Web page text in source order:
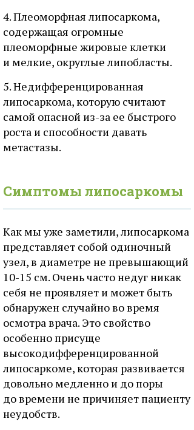
4. Плеоморфная липосаркома,
содержащая огромные
плеоморфные жировые клетки
и мелкие, округлые липобласты.
5. Недифференцированная
липосаркома, которую считают
самой опасной из-за ее быстрого
роста и способности давать
метастазы.
Симптомы липосаркомы
Как мы уже заметили, липосаркома
представляет собой одиночный
узел, в диаметре не превышающий
10-15 см. Очень часто недуг никак
себя не проявляет и может быть
обнаружен случайно во время
осмотра врача. Это свойство
особенно присуще
высокодифференцированной
липосаркоме, которая развивается
довольно медленно и до поры
до времени не причиняет пациенту
неудобств.